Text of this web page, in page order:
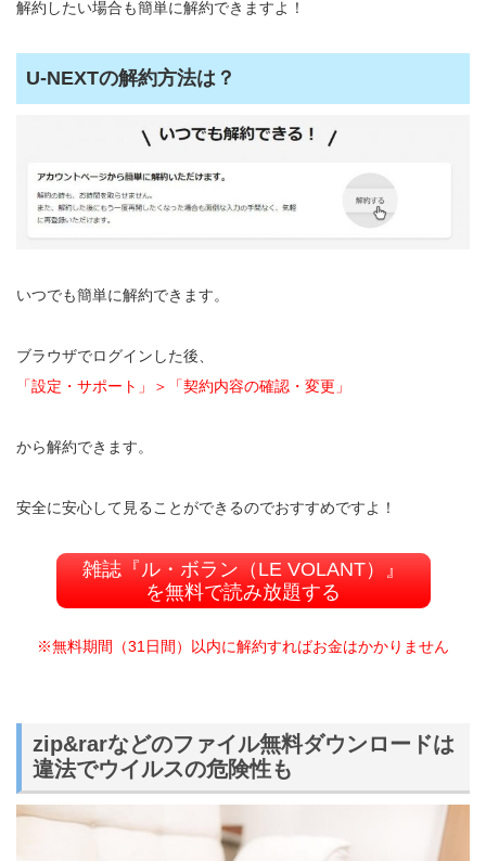
解約したい場合も簡単に解約できますよ！
U-NEXTの解約方法は？
いつでも簡単に解約できます。
ブラウザでログインした後、
「設定・サポート」＞「契約内容の確認・変更」
から解約できます。
安全に安心して見ることができるのでおすすめですよ！
雑誌『ル・ボラン（LE VOLANT）』
を無料で読み放題する
※無料期間（31日間）以内に解約すればお金はかかりません
zip&rarなどのファイル無料ダウンロードは
違法でウイルスの危険性も